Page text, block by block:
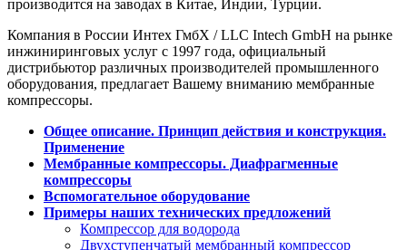
производится на заводах в Китае, Индии, Турции.
Компания в России Интех ГмбХ / LLC Intech GmbH на рынке
инжиниринговых услуг с 1997 года, официальный
дистрибьютор различных производителей промышленного
оборудования, предлагает Вашему вниманию мембранные
компрессоры.
Общее описание. Принцип действия и конструкция.
Применение
Мембранные компрессоры. Диафрагменные
компрессоры
Вспомогательное оборудование
Примеры наших технических предложений
Компрессор для водорода
Двухступенчатый мембранный компрессор